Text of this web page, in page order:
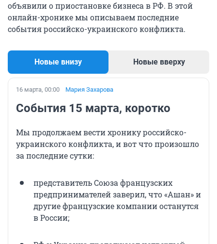
объявили о приостановке бизнеса в РФ. В этой
онлайн-хронике мы описываем последние
события российско-украинского конфликта.
Новые внизу Новые вверху
16 марта, 00:00 Мария Захарова
События 15 марта, коротко
Мы продолжаем вести хронику российско-
украинского конфликта, и вот что произошло
за последние сутки:
представитель Союза французских
предпринимателей заверил, что «Ашан» и
другие французские компании останутся
в России;